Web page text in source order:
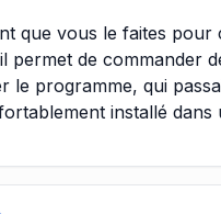
que vous le faites
de commander
programme, qui
installé
nous avons utiliser
nous offrant la